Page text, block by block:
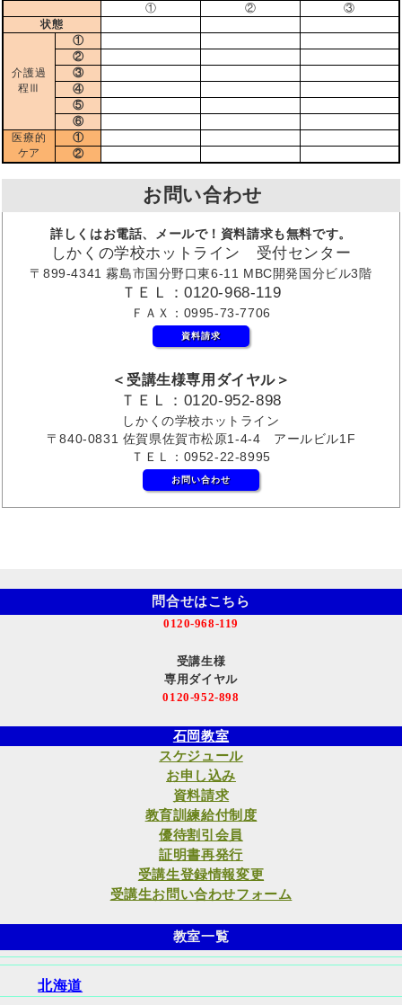
① ②
③
状態
介護過
程Ⅲ
①
②
③
④
⑤
⑥
医療的
ケア
①
②
お問い合わせ
詳しくはお電話、メールで！資料請求も無料です。
しかくの学校ホットライン 受付センター
〒899-4341 霧島市国分野口東6-11 MBC開発国分ビル3階
ＴＥＬ：0120-968-119
ＦＡＸ：0995-73-7706
資料請求
＜受講生様専用ダイヤル＞
ＴＥＬ：0120-952-898
しかくの学校ホットライン
〒840-0831 佐賀県佐賀市松原1-4-4 アールビル1F
ＴＥＬ：0952-22-8995
お問い合わせ
問合せはこちら
0120-968-119
受講生様
専用ダイヤル
0120-952-898
石岡教室
スケジュール
お申し込み
資料請求
教育訓練給付制度
優待割引会員
証明書再発行
受講生登録情報変更
受講生お問い合わせフォーム
教室一覧
北海道